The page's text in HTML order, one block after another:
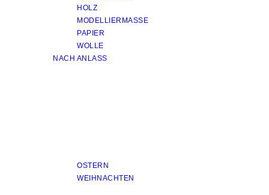
HOLZ
MODELLIERMASSE
PAPIER
WOLLE
NACH ANLASS
OSTERN
WEIHNACHTEN